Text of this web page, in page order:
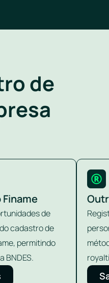
de
de
cadastro de
permitindo
BNDES.